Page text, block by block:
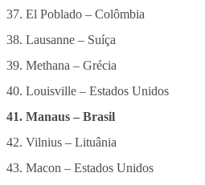
37. El Poblado – Colômbia
38. Lausanne – Suíça
39. Methana – Grécia
40. Louisville – Estados Unidos
41. Manaus – Brasil
42. Vilnius – Lituânia
43. Macon – Estados Unidos